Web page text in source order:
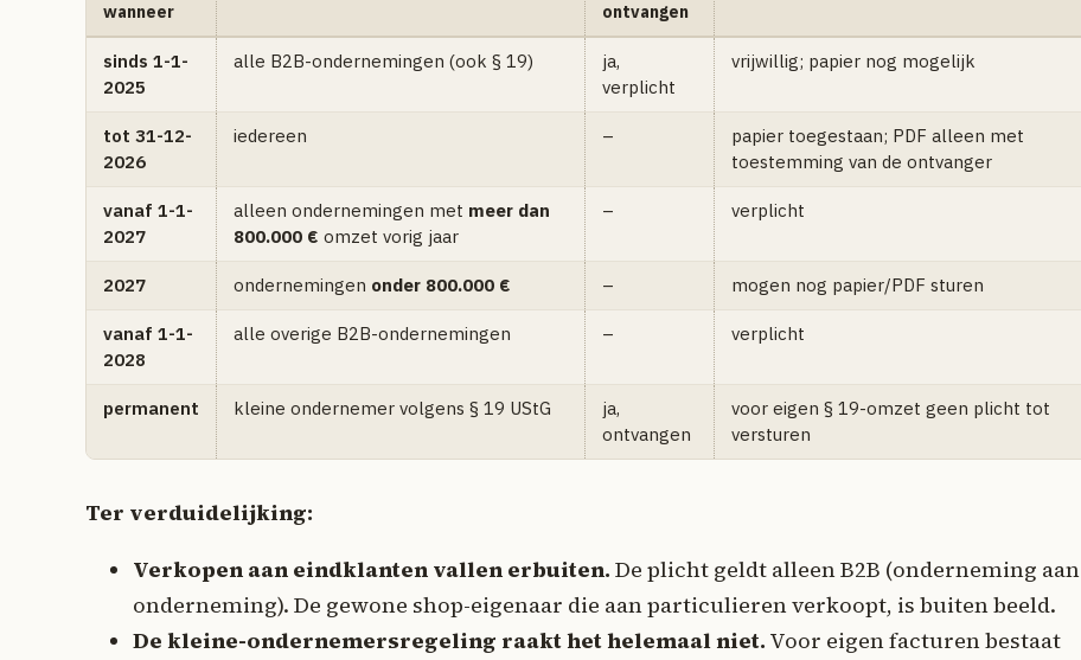
wanneer
ontvangen
sinds 1-1-
2025
alle B2B-ondernemingen (ook § 19)
ja,
verplicht
vrijwillig; papier nog mogelijk
tot 31-12-
2026
iedereen –
papier toegestaan; PDF alleen met
toestemming van de ontvanger
vanaf 1-1-
2027
alleen ondernemingen met meer dan
800.000 € omzet vorig jaar
– verplicht
2027 ondernemingen onder 800.000 € – mogen nog papier/PDF sturen
vanaf 1-1-
2028
alle overige B2B-ondernemingen – verplicht
permanent kleine ondernemer volgens § 19 UStG
ja,
ontvangen
voor eigen § 19-omzet geen plicht tot
versturen
Ter verduidelijking:
Verkopen aan eindklanten vallen erbuiten. De plicht geldt alleen B2B (onderneming aan
onderneming). De gewone shop-eigenaar die aan particulieren verkoopt, is buiten beeld.
De kleine-ondernemersregeling raakt het helemaal niet. Voor eigen facturen bestaat